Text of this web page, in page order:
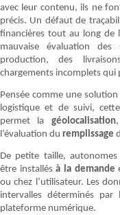
avec leur contenu, ils ne
précis. Un défaut de
financières tout au long de
mauvaise évaluation
production, des
chargements incomplets qui
Pensée comme une
logistique et de suivi,
permet la géolocalisation
l’évaluation du remplissage
De petite taille,
être installésà la demande
ou chez l’utilisateur. Les
intervalles déterminés
plateforme numérique.